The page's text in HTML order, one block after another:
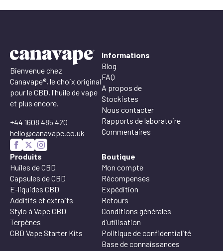
Bienvenue chez
Canavape®, le choix original
pour le CBD, l'huile de vape
et plus encore.
+44 1608 485 420
hello@canavape.co.uk
Informations
Blog
FAQ
A propos de
Stockistes
Nous contacter
Rapports de laboratoire
Commentaires
Produits
Huiles de CBD
Capsules de CBD
E-liquides CBD
Additifs et extraits
Stylo à Vape CBD
Terpènes
CBD Vape Starter Kits
Boutique
Mon compte
Récompenses
Expédition
Retours
Conditions générales
d'utilisation
Politique de confidentialité
Base de connaissances